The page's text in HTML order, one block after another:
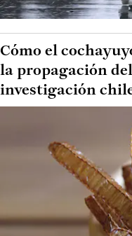
Cómo el
la propagación
investigación